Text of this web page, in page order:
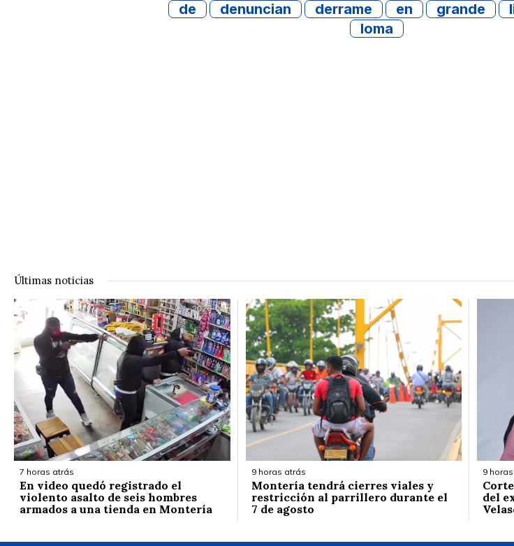
de denuncian derrame en grande
loma
Últimas noticias
7 horas atrás
En video quedó registrado el
violento asalto de seis hombres
armados a una tienda en Montería
9 horas atrás
Montería tendrá cierres viales y
restricción al parrillero durante el
7 de agosto
9
del